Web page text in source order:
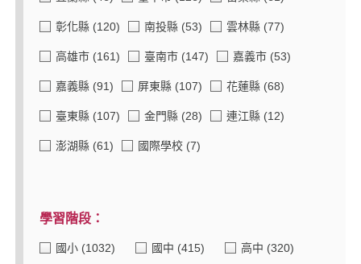
彰化縣 (120) 南投縣 (53) 雲林縣 (77)
高雄市 (161) 臺南市 (147) 嘉義市 (53)
嘉義縣 (91) 屏東縣 (107) 花蓮縣 (68)
臺東縣 (107) 金門縣 (28) 連江縣 (12)
澎湖縣 (61) 國際學校 (7)
學習階段：
國小 (1032) 國中 (415) 高中 (320)